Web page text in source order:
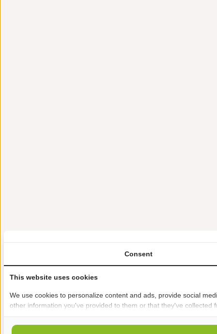
Consent
This website uses cookies
We use cookies to personalize content and ads, provide social
other information you've provided to them or that they've collected